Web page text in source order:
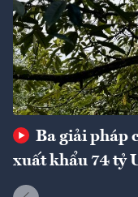
Ba giải pháp
xuất khẩu 74 tỷ